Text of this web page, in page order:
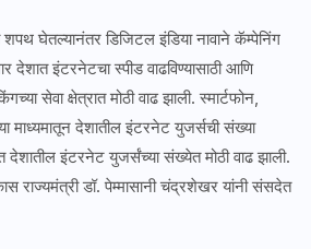
शपथ घेतल्यानंतर डिजिटल इंडिया नावाने कॅम्पेनिंग
इंटरनेटचा स्पीड वाढविण्यासाठी आणि
सेवा क्षेत्रात मोठी वाढ झाली. स्मार्टफोन,
माध्यमातून देशातील इंटरनेट युजर्सची संख्या
देशातील इंटरनेट युजर्संच्या संख्येत मोठी वाढ झाली.
राज्यमंत्री डॉ. पेम्मासानी चंद्रशेखर यांनी संसदेत